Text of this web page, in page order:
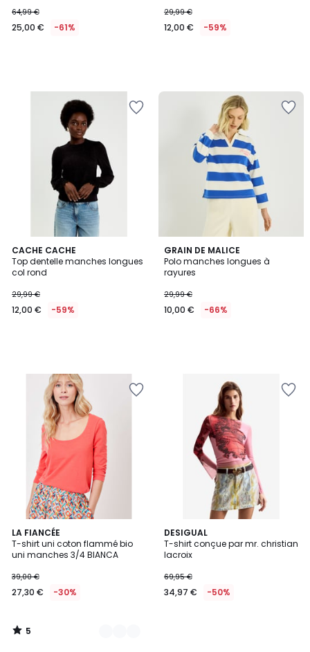
64,99 €
25,00 € -61%
29,99 €
12,00 € -59%
CACHE CACHE
Top dentelle manches longues
col rond
29,99 €
12,00 € -59%
GRAIN DE MALICE
Polo manches longues à
rayures
29,99 €
10,00 € -66%
LA FIANCÉE
T-shirt uni coton flammé bio
uni manches 3/4 BIANCA
39,00 €
27,30 € -30%
5
/
5
2
Couleurs
5
/
DESIGUAL
T-shirt conçue par mr. christian
lacroix
69,95 €
34,97 € -50%